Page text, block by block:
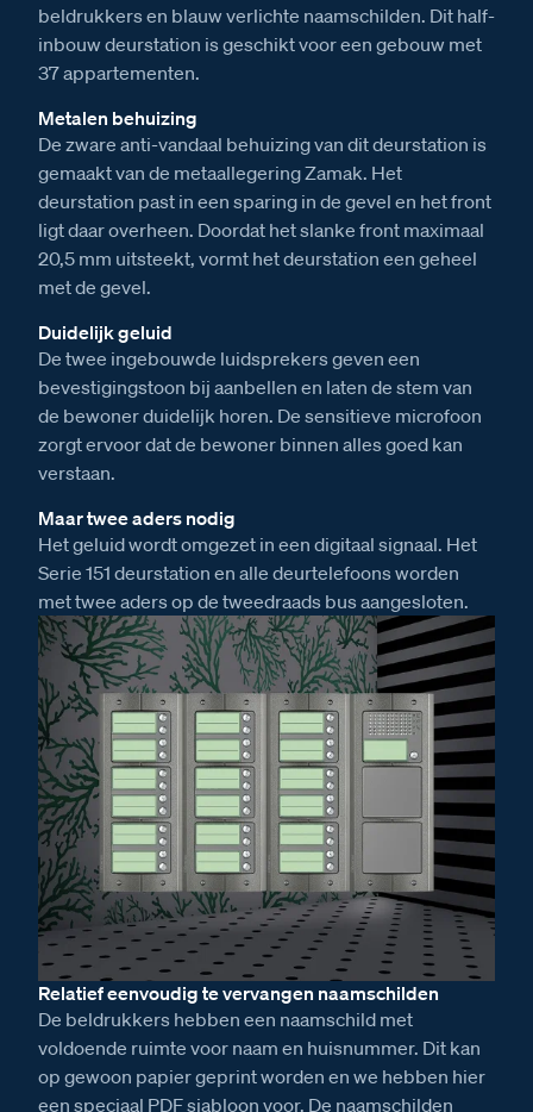
beldrukkers en blauw verlichte naamschilden. Dit half-
inbouw deurstation is geschikt voor een gebouw met
37 appartementen.
Metalen behuizing
De zware anti-vandaal behuizing van dit deurstation is
gemaakt van de metaallegering Zamak. Het
deurstation past in een sparing in de gevel en het front
ligt daar overheen. Doordat het slanke front maximaal
20,5 mm uitsteekt, vormt het deurstation een geheel
met de gevel.
Duidelijk geluid
De twee ingebouwde luidsprekers geven een
bevestigingstoon bij aanbellen en laten de stem van
de bewoner duidelijk horen. De sensitieve microfoon
zorgt ervoor dat de bewoner binnen alles goed kan
verstaan.
Maar twee aders nodig
Het geluid wordt omgezet in een digitaal signaal. Het
Serie 151 deurstation en alle deurtelefoons worden
met twee aders op de tweedraads bus aangesloten.
Relatief eenvoudig te vervangen naamschilden
De beldrukkers hebben een naamschild met
voldoende ruimte voor naam en huisnummer. Dit kan
op gewoon papier geprint worden en we hebben hier
een speciaal PDF sjabloon voor. De naamschilden